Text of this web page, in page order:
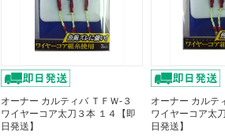
オーナー カルティバ ＴＦＷ-３
ワイヤーコア太刀３本 １４【即
日発送】
オーナー カルテ
ワイヤーコア太
日発送】